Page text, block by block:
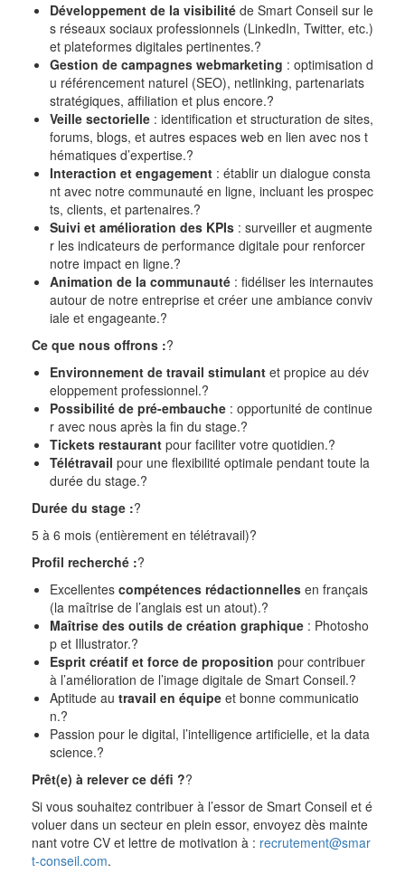
Développement de la visibilité de Smart Conseil sur le
s réseaux sociaux professionnels (LinkedIn, Twitter, etc.)
et plateformes digitales pertinentes.?
Gestion de campagnes webmarketing : optimisation d
u référencement naturel (SEO), netlinking, partenariats
stratégiques, affiliation et plus encore.?
Veille sectorielle : identification et structuration de sites,
forums, blogs, et autres espaces web en lien avec nos t
hématiques d’expertise.?
Interaction et engagement : établir un dialogue consta
nt avec notre communauté en ligne, incluant les prospec
ts, clients, et partenaires.?
Suivi et amélioration des KPIs : surveiller et augmente
r les indicateurs de performance digitale pour renforcer
notre impact en ligne.?
Animation de la communauté : fidéliser les internautes
autour de notre entreprise et créer une ambiance conviv
iale et engageante.?
Ce que nous offrons :?
Environnement de travail stimulant et propice au dév
eloppement professionnel.?
Possibilité de pré-embauche : opportunité de continue
r avec nous après la fin du stage.?
Tickets restaurant pour faciliter votre quotidien.?
Télétravail pour une flexibilité optimale pendant toute la
durée du stage.?
Durée du stage :?
5 à 6 mois (entièrement en télétravail)?
Profil recherché :?
Excellentes compétences rédactionnelles en français
(la maîtrise de l’anglais est un atout).?
Maîtrise des outils de création graphique : Photosho
p et Illustrator.?
Esprit créatif et force de proposition pour contribuer
à l’amélioration de l’image digitale de Smart Conseil.?
Aptitude au travail en équipe et bonne communicatio
n.?
Passion pour le digital, l’intelligence artificielle, et la data
science.?
Prêt(e) à relever ce défi ??
Si vous souhaitez contribuer à l’essor de Smart Conseil et é
voluer dans un secteur en plein essor, envoyez dès mainte
nant votre CV et lettre de motivation à : recrutement@smar
t-conseil.com.